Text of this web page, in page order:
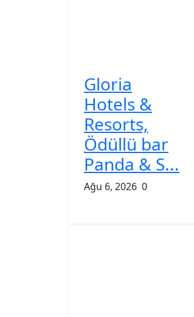
Gloria
Hotels &
Resorts,
Ödüllü bar
Panda & S...
Ağu 6, 2026 0